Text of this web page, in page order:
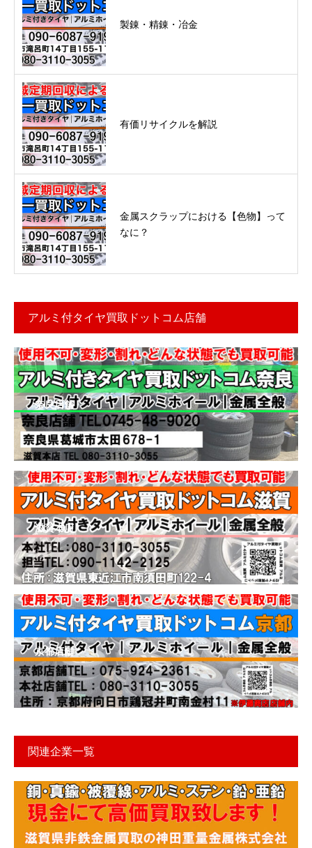
製錬・精錬・冶金
有価リサイクルを解説
金属スクラップにおける【色物】って
なに？
アルミ付タイヤ買取ドットコム店舗
奈良店舗
滋賀本店
京都店舗
関連企業一覧